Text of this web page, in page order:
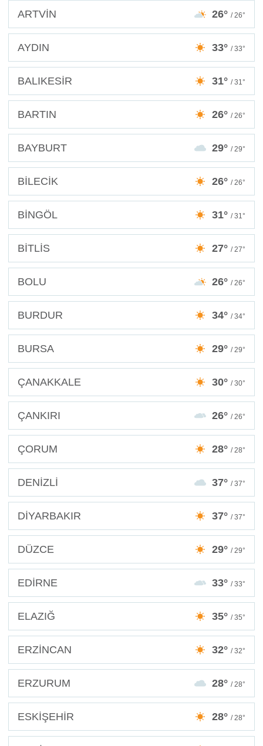
ARTVİN 26° / 26°
AYDIN 33° / 33°
BALIKESİR 31° / 31°
BARTIN 26° / 26°
BAYBURT 29° / 29°
BİLECİK 26° / 26°
BİNGÖL 31° / 31°
BİTLİS 27° / 27°
BOLU 26° / 26°
BURDUR 34° / 34°
BURSA 29° / 29°
ÇANAKKALE 30° / 30°
ÇANKIRI 26° / 26°
ÇORUM 28° / 28°
DENİZLİ 37° / 37°
DİYARBAKIR 37° / 37°
DÜZCE 29° / 29°
EDİRNE 33° / 33°
ELAZIĞ 35° / 35°
ERZİNCAN 32° / 32°
ERZURUM 28° / 28°
ESKİŞEHİR 28° / 28°